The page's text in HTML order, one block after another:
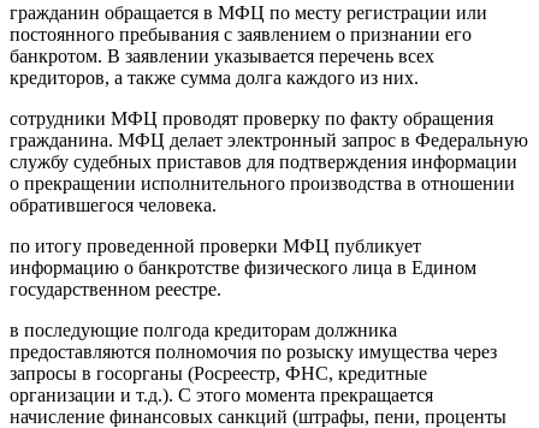
гражданин обращается в МФЦ по месту регистрации или
постоянного пребывания с заявлением о признании его
банкротом. В заявлении указывается перечень всех
кредиторов, а также сумма долга каждого из них.
сотрудники МФЦ проводят проверку по факту обращения
гражданина. МФЦ делает электронный запрос в Федеральную
службу судебных приставов для подтверждения информации
о прекращении исполнительного производства в отношении
обратившегося человека.
по итогу проведенной проверки МФЦ публикует
информацию о банкротстве физического лица в Едином
государственном реестре.
в последующие полгода кредиторам должника
предоставляются полномочия по розыску имущества через
запросы в госорганы (Росреестр, ФНС, кредитные
организации и т.д.). С этого момента прекращается
начисление финансовых санкций (штрафы, пени, проценты